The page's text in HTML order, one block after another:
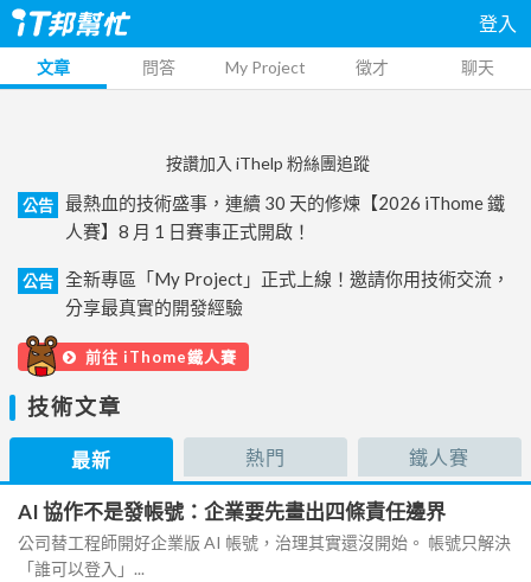
登入
文章 問答 My Project 徵才 聊天
按讚加入 iThelp 粉絲團追蹤
公告
最熱血的技術盛事，連續 30 天的修煉【2026 iThome 鐵
人賽】8 月 1 日賽事正式開啟！
公告
全新專區「My Project」正式上線！邀請你用技術交流，
分享最真實的開發經驗
前往 iThome鐵人賽
技術文章
最新 熱門 鐵人賽
AI 協作不是發帳號：企業要先畫出四條責任邊界
公司替工程師開好企業版 AI 帳號，治理其實還沒開始。 帳號只解決
「誰可以登入」...